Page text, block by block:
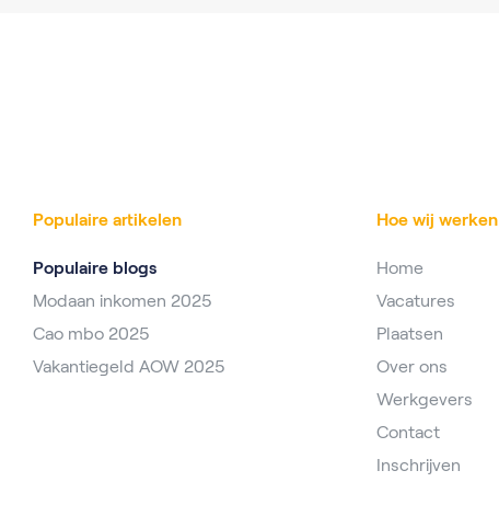
Populaire artikelen
Populaire blogs
Modaan inkomen 2025
Cao mbo 2025
Vakantiegeld AOW 2025
Hoe wij werken
Home
Vacatures
Plaatsen
Over ons
Werkgevers
Contact
Inschrijven